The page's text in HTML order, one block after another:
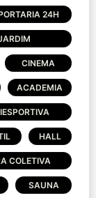
24H
CINEMA
ACADEMIA
HALL
COLETIVA
SAUNA